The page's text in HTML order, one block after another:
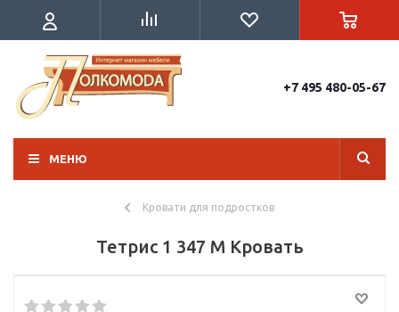
+7 495 480-05-67
МЕНЮ
Кровати для подростков
Тетрис 1 347 М Кровать